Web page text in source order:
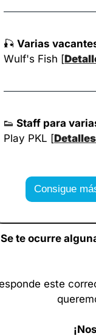
🎣 Varias
Wulf's Fish [
👟 Staff para
Play PKL [
Consigue
este